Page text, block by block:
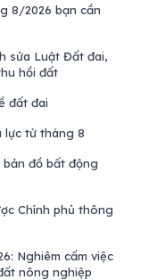
8/2026 bạn cần
sửa Luật Đất đai,
hồi đất
đất đai
lực từ tháng 8
đồ bất động
Chính phủ thông
Nghiêm cấm việc
nông nghiệp